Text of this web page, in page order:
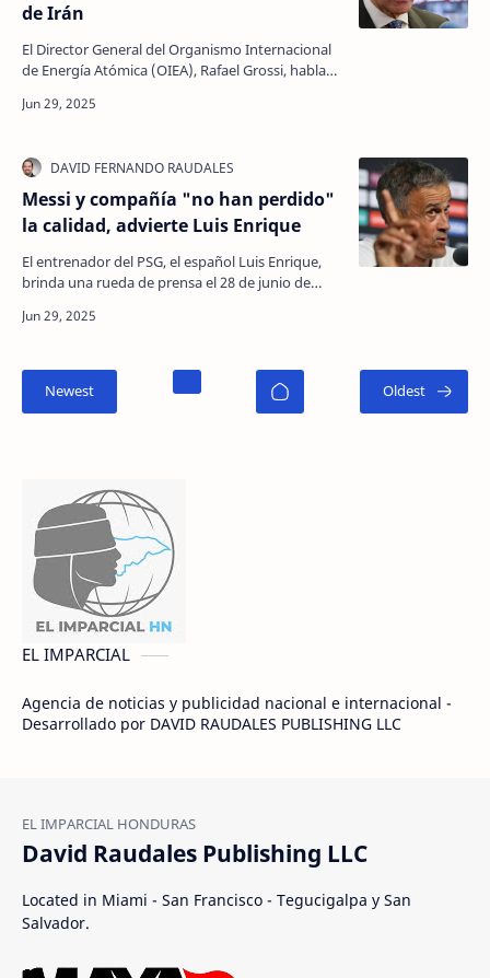
de Irán
El Director General del Organismo Internacional
de Energía Atómica (OIEA), Rafael Grossi, habla
de…
Messi y compañía "no han perdido"
la calidad, advierte Luis Enrique
El entrenador del PSG, el español Luis Enrique,
brinda una rueda de prensa el 28 de junio de
final…
EL IMPARCIAL
Agencia de noticias y publicidad nacional e internacional -
Desarrollado por DAVID RAUDALES PUBLISHING LLC
David Raudales Publishing LLC
Located in Miami - San Francisco - Tegucigalpa y San
Salvador.